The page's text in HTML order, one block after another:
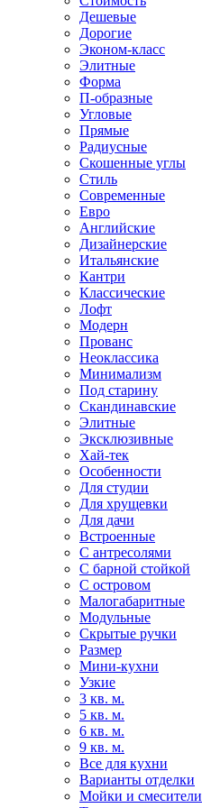
Дешевые
Дорогие
Эконом-класс
Элитные
Форма
П-образные
Угловые
Прямые
Радиусные
Скошенные углы
Стиль
Современные
Евро
Английские
Дизайнерские
Итальянские
Кантри
Классические
Лофт
Модерн
Прованс
Неоклассика
Минимализм
Под старину
Скандинавские
Элитные
Эксклюзивные
Хай-тек
Особенности
Для студии
Для хрущевки
Для дачи
Встроенные
С антресолями
С барной стойкой
С островом
Малогабаритные
Модульные
Скрытые ручки
Размер
Мини-кухни
Узкие
3 кв. м.
5 кв. м.
6 кв. м.
9 кв. м.
Все для кухни
Варианты отделки
Мойки и смесители